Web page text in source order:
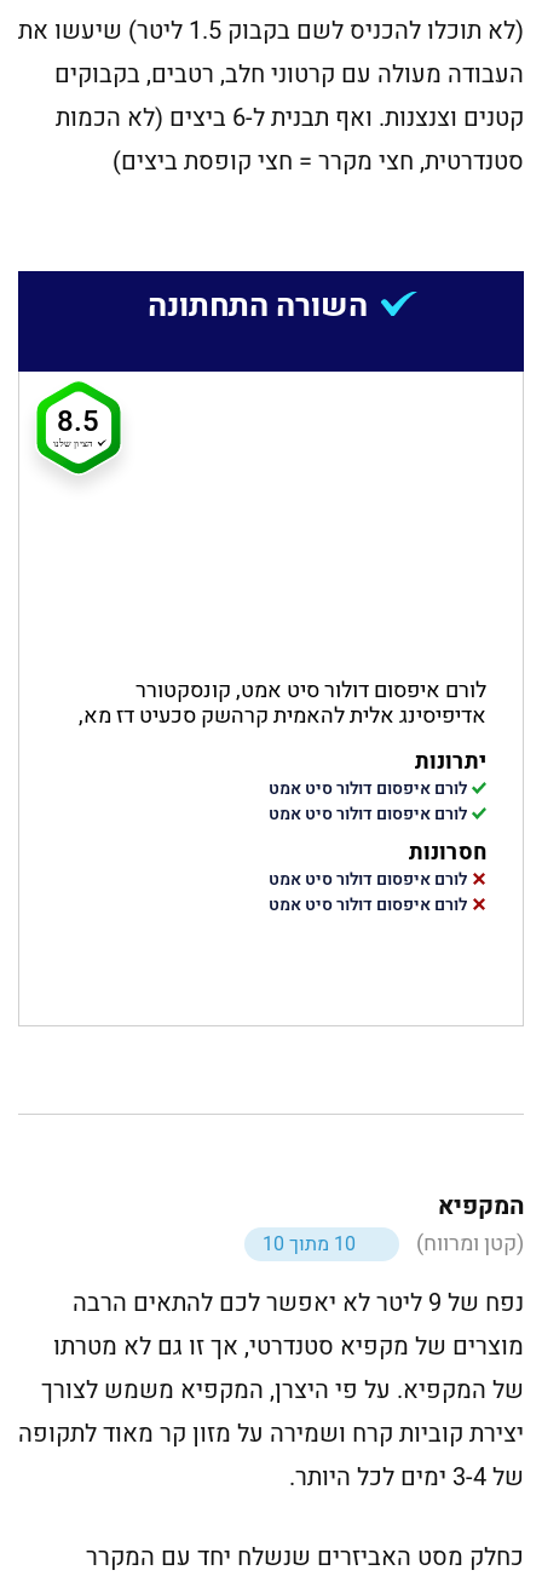
(לא תוכלו להכניס לשם בקבוק 1.5 ליטר) שיעשו את
העבודה מעולה עם קרטוני חלב, רטבים, בקבוקים
קטנים וצנצנות. ואף תבנית ל-6 ביצים (לא הכמות
סטנדרטית, חצי מקרר = חצי קופסת ביצים)
השורה התחתונה
8.5
לורם איפסום דולור סיט אמט, קונסקטורר
אדיפיסינג אלית להאמית קרהשק סכעיט דז מא,
יתרונות
לורם איפסום דולור סיט אמט
לורם איפסום דולור סיט אמט
חסרונות
לורם איפסום דולור סיט אמט
לורם איפסום דולור סיט אמט
המקפיא
(קטן ומרווח) 10 מתוך 10
נפח של 9 ליטר לא יאפשר לכם להתאים הרבה
מוצרים של מקפיא סטנדרטי, אך זו גם לא מטרתו
של המקפיא. על פי היצרן, המקפיא משמש לצורך
יצירת קוביות קרח ושמירה על מזון קר מאוד לתקופה
של 3-4 ימים לכל היותר.
כחלק מסט האביזרים שנשלח יחד עם המקרר